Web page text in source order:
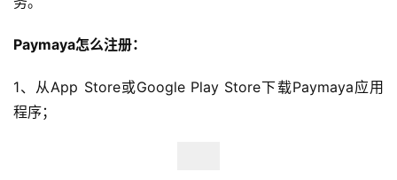
境
百
科
社
Paymaya怎么注册：
1、从App Store或Google Play Store下载Paymaya应用
程序；